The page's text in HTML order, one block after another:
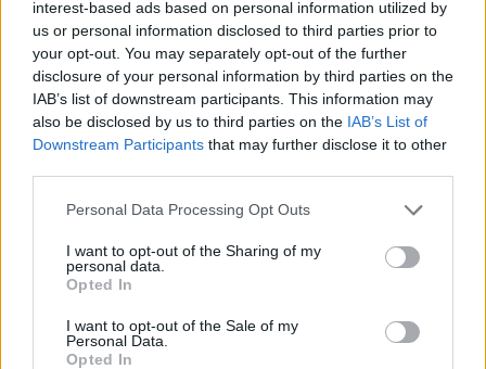
interest-based ads based on personal information utilized by
us or personal information disclosed to third parties prior to
your opt-out. You may separately opt-out of the further
disclosure of your personal information by third parties on the
IAB’s list of downstream participants. This information may
also be disclosed by us to third parties on the IAB’s List of
Downstream Participants that may further disclose it to other
Personal Data Processing Opt Outs
I want to opt-out of the Sharing of my
personal data.
Opted In
I want to opt-out of the Sale of my
Personal Data.
Opted In
Gebackene Frischkäse-Creme-
Schnitten
Leicht
Blätterteig-Grießschnitten
Leicht
Ananas-Kokos-Traum
Leicht